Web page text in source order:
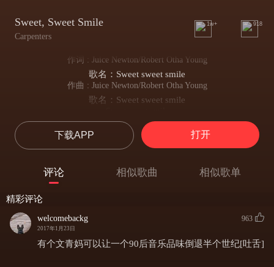
Sweet, Sweet Smile
Carpenters
1w+ 918
作词 : Juice Newton/Robert Otha Young
歌名：Sweet sweet smile
作曲 : Juice Newton/Robert Otha Young
歌名：Sweet sweet smile
歌名：Sweet sweet smile
sang by carpenters
歌唱家：Carpenters
你一直都在我的心里
I gotta see your sweet, sweet smile every day
When I wake up in the mornin'
下载APP 打开
评论 相似歌曲 相似歌单
精彩评论
welcomebackg
2017年1月23日
963
有个文青妈可以让一个90后音乐品味倒退半个世纪[吐舌]